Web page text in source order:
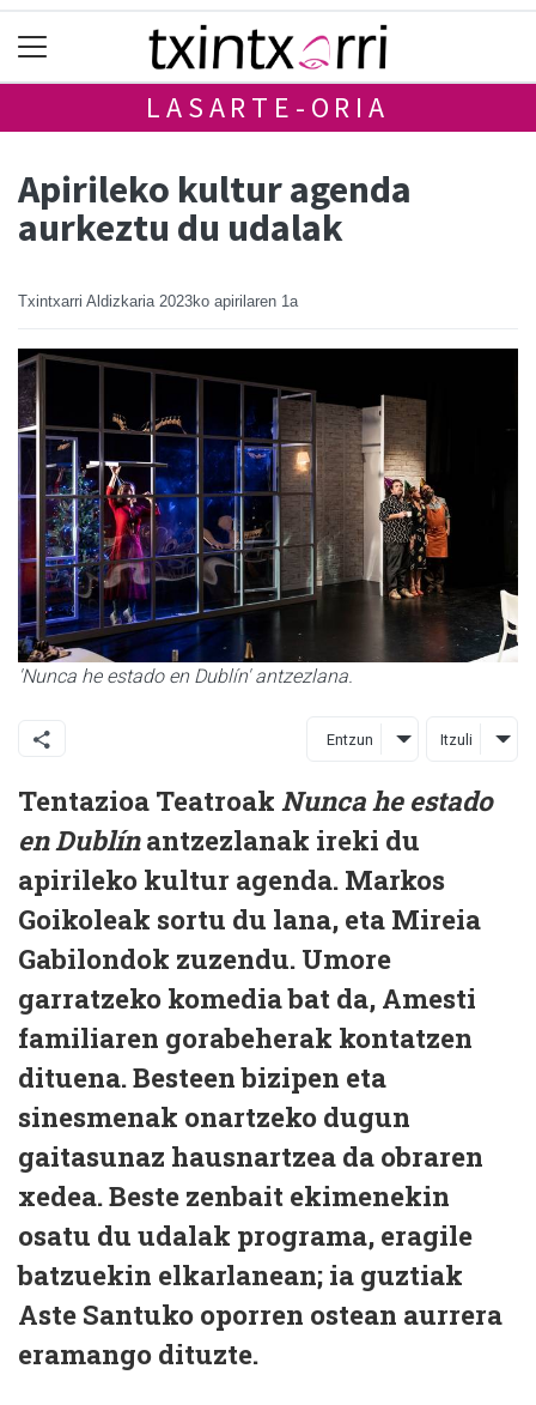
LASARTE-ORIA
Apirileko kultur agenda
aurkeztu du udalak
Txintxarri Aldizkaria 2023ko apirilaren 1a
'Nunca he estado en Dublín' antzezlana.
Entzun Itzuli
Tentazioa Teatroak Nunca he estado
en Dublínantzezlanak ireki du
apirileko kultur agenda. Markos
Goikoleak sortu du lana, eta Mireia
Gabilondok zuzendu. Umore
garratzeko komedia bat da, Amesti
familiaren gorabeherak kontatzen
dituena. Besteen bizipen eta
sinesmenak onartzeko dugun
gaitasunaz hausnartzea da obraren
xedea. Beste zenbait ekimenekin
osatu du udalak programa, eragile
batzuekin elkarlanean; ia guztiak
Aste Santuko oporren ostean aurrera
eramango dituzte.